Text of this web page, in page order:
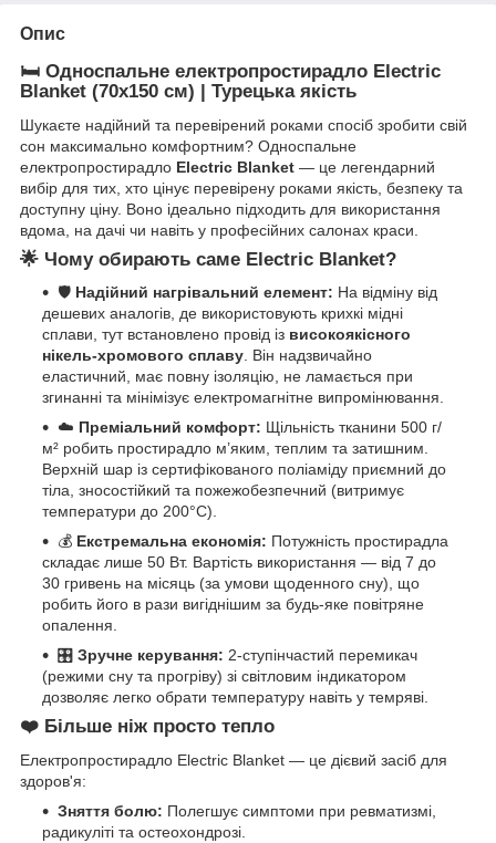
Опис
🛏️ Односпальне електропростирадло Electric
Blanket (70х150 см) | Турецька якість
Шукаєте надійний та перевірений роками спосіб зробити свій
сон максимально комфортним? Односпальне
електропростирадло Electric Blanket — це легендарний
вибір для тих, хто цінує перевірену роками якість, безпеку та
доступну ціну. Воно ідеально підходить для використання
вдома, на дачі чи навіть у професійних салонах краси.
🌟 Чому обирають саме Electric Blanket?
🛡️ Надійний нагрівальний елемент: На відміну від
дешевих аналогів, де використовують крихкі мідні
сплави, тут встановлено провід із високоякісного
нікель-хромового сплаву. Він надзвичайно
еластичний, має повну ізоляцію, не ламається при
згинанні та мінімізує електромагнітне випромінювання.
☁️ Преміальний комфорт: Щільність тканини 500 г/
м² робить простирадло м’яким, теплим та затишним.
Верхній шар із сертифікованого поліаміду приємний до
тіла, зносостійкий та пожежобезпечний (витримує
температури до 200°C).
💰 Екстремальна економія: Потужність простирадла
складає лише 50 Вт. Вартість використання — від 7 до
30 гривень на місяць (за умови щоденного сну), що
робить його в рази вигіднішим за будь-яке повітряне
опалення.
🎛️ Зручне керування: 2-ступінчастий перемикач
(режими сну та прогріву) зі світловим індикатором
дозволяє легко обрати температуру навіть у темряві.
❤️ Більше ніж просто тепло
Електропростирадло Electric Blanket — це дієвий засіб для
здоров'я:
Зняття болю: Полегшує симптоми при ревматизмі,
радикуліті та остеохондрозі.